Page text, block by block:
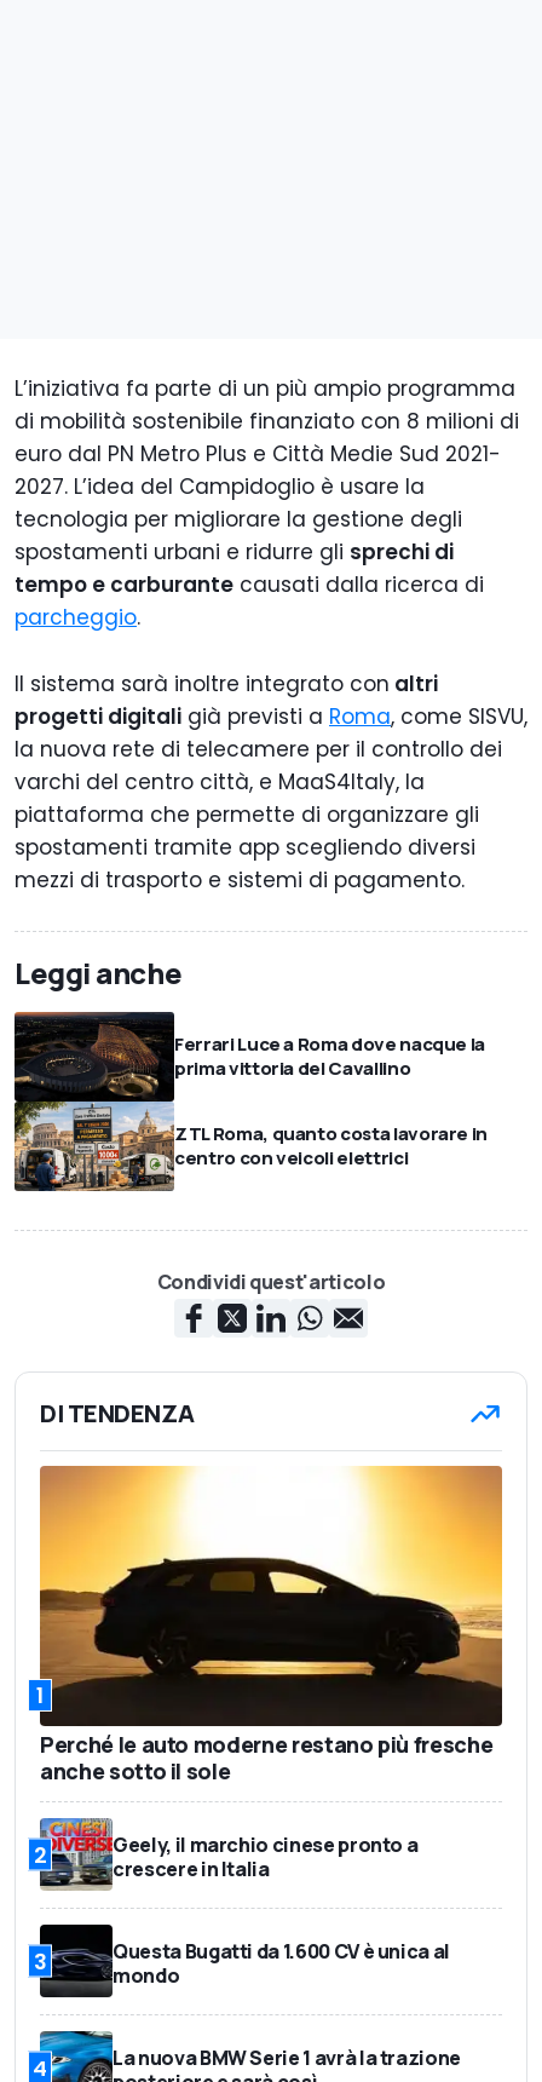
L’iniziativa fa parte di un più ampio programma
di mobilità sostenibile finanziato con 8 milioni di
euro dal PN Metro Plus e Città Medie Sud 2021-
2027. L’idea del Campidoglio è usare la
tecnologia per migliorare la gestione degli
spostamenti urbani e ridurre gli sprechi di
tempo e carburante causati dalla ricerca di
parcheggio.
Il sistema sarà inoltre integrato con altri
progetti digitali già previsti a Roma, come SISVU,
la nuova rete di telecamere per il controllo dei
varchi del centro città, e MaaS4Italy, la
piattaforma che permette di organizzare gli
spostamenti tramite app scegliendo diversi
mezzi di trasporto e sistemi di pagamento.
Leggi anche
Ferrari Luce a Roma dove nacque la
prima vittoria del Cavallino
ZTL Roma, quanto costa lavorare in
centro con veicoli elettrici
Condividi quest'articolo
DI TENDENZA
1
Perché le auto moderne restano più fresche
anche sotto il sole
2
Geely, il marchio cinese pronto a
crescere in Italia
3
Questa Bugatti da 1.600 CV è unica al
mondo
4
La nuova BMW Serie 1 avrà la trazione